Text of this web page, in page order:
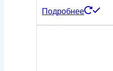
Подробнее